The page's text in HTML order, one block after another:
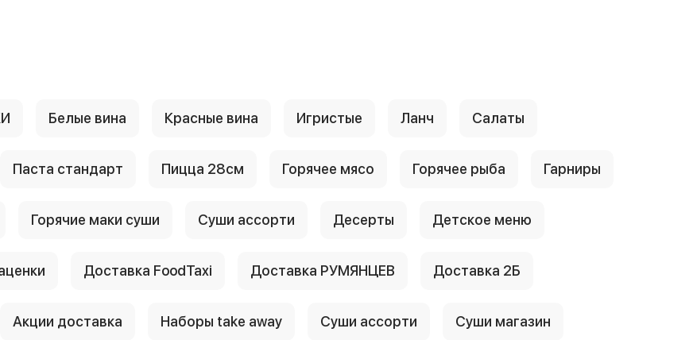
Белые вина Красные вина Игристые Ланч Салаты
Паста стандарт Пицца 28см Горячее мясо Горячее рыба Гарниры
Горячие маки суши Суши ассорти Десерты Детское меню
Доставка FoodTaxi Доставка РУМЯНЦЕВ Доставка 2Б
Акции доставка Наборы take away Суши ассорти Суши магазин